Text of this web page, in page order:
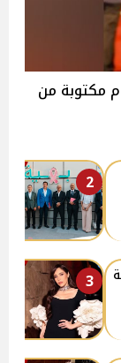
مكتوبة من
2
3